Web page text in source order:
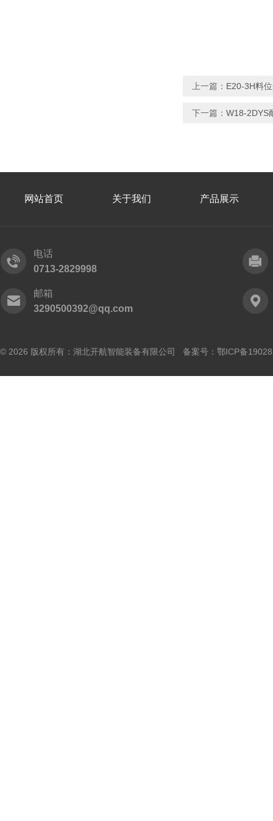
上一篇： E20-3H料
下一篇： W18-2DYS
网站首页 关于我们 产品展示
电话
0713-2829998
邮箱
3290500392@qq.com
© 2026 版权所有：湖北开航智能装备有限公司 备案号： 鄂ICP备